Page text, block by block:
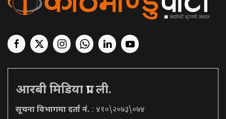
आरबी मिडिया प्रा. ली.
सूचना विभागमा दर्ता नं. : ४१०\२०७३\०७४